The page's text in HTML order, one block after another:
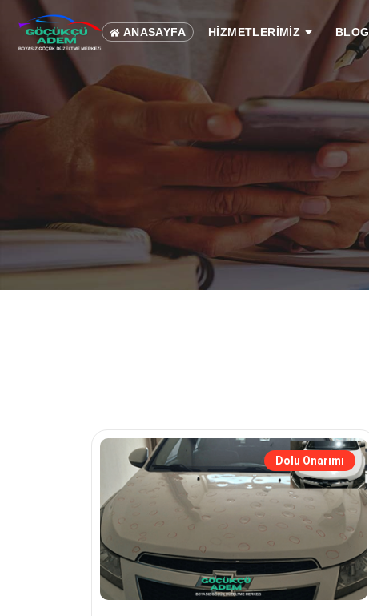
ANASAYFA HİZMETLERİMİZ
Dolu Onarımı